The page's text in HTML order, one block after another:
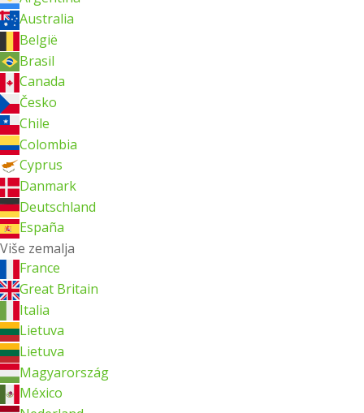
Australia
België
Brasil
Canada
Česko
Chile
Colombia
Cyprus
Danmark
Deutschland
España
Više zemalja
France
Great Britain
Italia
Lietuva
Lietuva
Magyarország
México